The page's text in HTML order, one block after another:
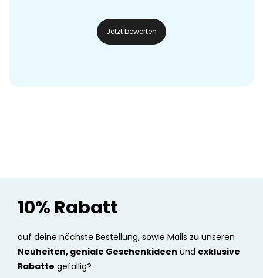
Jetzt bewerten
10% Rabatt
auf deine nächste Bestellung, sowie Mails zu unseren
Neuheiten, geniale Geschenkideen und exklusive
Rabatte gefällig?